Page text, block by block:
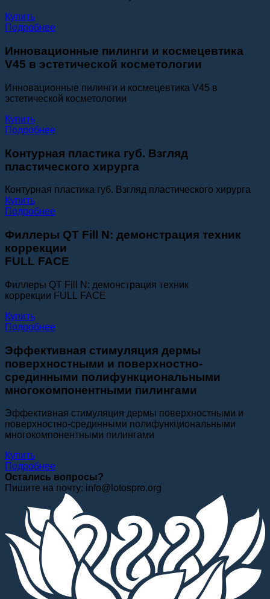
Купить
Подробнее
Инновационные пилинги и космецевтика
V45 в эстетической косметологии
Инновационные пилинги и космецевтика V45 в
эстетической косметологии
Купить
Подробнее
Контурная пластика губ. Взгляд
пластического хирурга
Контурная пластика губ. Взгляд пластического хирурга
Купить
Подробнее
Филлеры QT Fill N: демонстрация техник
коррекции
FULL FACE
Филлеры QT Fill N: демонстрация техник
коррекции FULL FACE
Купить
Подробнее
Эффективная стимуляция дермы
поверхностными и поверхностно-
срединными полифункциональными
многокомпонентными пилингами
Эффективная стимуляция дермы поверхностными и
поверхностно-срединными полифункциональными
многокомпонентными пилингами
Купить
Подробнее
Остались вопросы?
Пишите на почту: info@lotospro.org